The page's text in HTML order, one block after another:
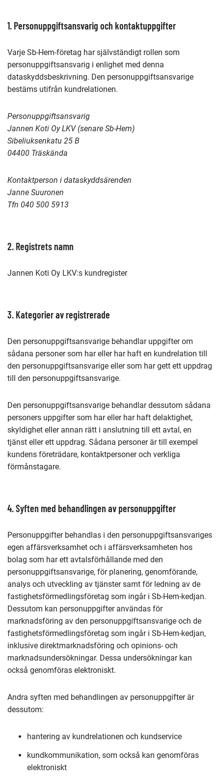
1. Personuppgiftsansvarig och kontaktuppgifter
Varje Sb-Hem-företag har självständigt rollen som
personuppgiftsansvarig i enlighet med denna
dataskyddsbeskrivning. Den personuppgiftsansvarige
bestäms utifrån kundrelationen.
Personuppgiftsansvarig
Jannen Koti Oy LKV (senare Sb-Hem)
Sibeliuksenkatu 25 B
04400 Träskända
Kontaktperson i dataskyddsärenden
Janne Suuronen
Tfn 040 500 5913
2. Registrets namn
Jannen Koti Oy LKV:s kundregister
3. Kategorier av registrerade
Den personuppgiftsansvarige behandlar uppgifter om
sådana personer som har eller har haft en kundrelation till
den personuppgiftsansvarige eller som har gett ett uppdrag
till den personuppgiftsansvarige.
Den personuppgiftsansvarige behandlar dessutom sådana
personers uppgifter som har eller har haft delaktighet,
skyldighet eller annan rätt i anslutning till ett avtal, en
tjänst eller ett uppdrag. Sådana personer är till exempel
kundens företrädare, kontaktpersoner och verkliga
förmånstagare.
4. Syften med behandlingen av personuppgifter
Personuppgifter behandlas i den personuppgiftsansvariges
egen affärsverksamhet och i affärsverksamheten hos
bolag som har ett avtalsförhållande med den
personuppgiftsansvarige, för planering, genomförande,
analys och utveckling av tjänster samt för ledning av de
fastighetsförmedlingsföretag som ingår i Sb-Hem-kedjan.
Dessutom kan personuppgifter användas för
marknadsföring av den personuppgiftsansvarige och de
fastighetsförmedlingsföretag som ingår i Sb-Hem-kedjan,
inklusive direktmarknadsföring och opinions- och
marknadsundersökningar. Dessa undersökningar kan
också genomföras elektroniskt.
Andra syften med behandlingen av personuppgifter är
dessutom:
hantering av kundrelationen och kundservice
kundkommunikation, som också kan genomföras
elektroniskt